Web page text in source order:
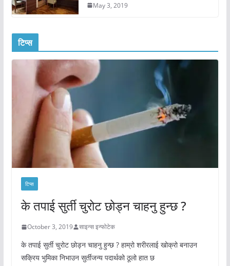
May 3, 2019
टिप्स
टिप्स
के तपाई सुर्ती चुरोट छोड्न चाहनु हुन्छ ?
October 3, 2019 साइन्स इन्फोटेक
के तपाई सुर्ती चुरोट छोड्न चाहनु हुन्छ ? हाम्रो शरीरलाई खोक्रो बनाउन
सक्रिय भुमिका निभाउन सुर्तीजन्य पदार्थको ठूलो हात छ